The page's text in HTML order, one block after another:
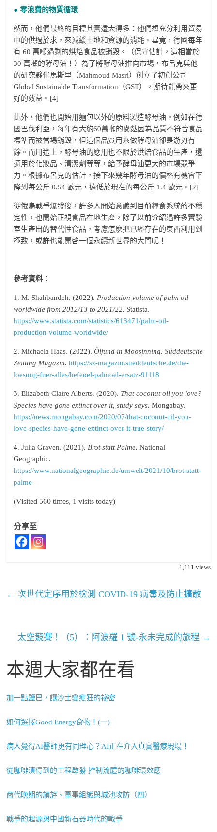
● 零浪費的物質循環
然而，他們最終的目標其實遠大得多：他們想充分利用貿易
中的供過於求，來減緩土地和資源的消耗。畢竟，德國每年
有 60 萬噸過剩的烘焙食品被銷毀。（保守估計，這相當於
30 萬噸的酵母油！）為了將酵母油推向市場，布呂克與他
的研究夥伴馬斯里（Mahmoud Masri）創立了初創公司
Global Sustainable Transformation（GST），期待能帶來更
好的效益。[4]
此外，他們也開始用麵包以外的原料製造酵母油。例如在德
國巴伐利亞，每年有大約60萬噸的麥麩因為品質不符合食品
標準而被當場銷毀，但這個品質用來做酵母油卻是游刃有
餘。而用途上，酵母油的應用也不限於烘焙食品的生產，還
適用於化妝品、清潔劑等等，給予酵母油更大的市場競爭
力。根據布呂克的估計，接下來幾年酵母油的價格有機會下
降到每公斤 0.54 歐元，遠低於現在的每公斤 1.4 歐元。[2]
從俄烏戰爭爆發後，許多人開始意識到目前糧食系統的不穩
定性，也開始正視食品在地生產，除了以前介紹過許多實驗
室生產出的替代性食品，考慮怎麽把已經存在的東西利用到
極致，或許也能開啓一個永續新世界的大門呢！
參考資料：
1. M. Shahbandeh. (2022). Production volume of palm oil
worldwide from 2012/13 to 2021/22. Statista.
https://www.statista.com/statistics/613471/palm-oil-
production-volume-worldwide/
2. Michaela Haas. (2022).Ölfund in Moosinning. Süddeutsche
Zeitung Magazin. https://sz-magazin.sueddeutsche.de/die-
loesung-fuer-alles/hefeoel-palmoel-ersatz-91118
3. Elizabeth Claire Alberts. (2020). That coconut oil you love?
Species have gone extinct over it, study says. Mongabay.
https://news.mongabay.com/2020/07/that-coconut-oil-you-
love-species-have-gone-extinct-over-it-true-story/
4. Julia Graven. (2021). Brot statt Palme. National
Geographic.
https://www.nationalgeographic.de/umwelt/2021/10/brot-statt-
palme
(Visited 560 times, 1 visits today)
分享至
1,111 views
← 次世代定序用於檢測 COVID-19 病毒及防止擴散
太空競賽！（5）：阿波羅 1 號-永未完成的旅程 →
本週大家都在看
加一點鹽巴，讓沙士變瘋狂的祕密
如何選擇Good Energy食物！(一)
病人覺得AI醫師更有同理心？AI正在介入真實醫療現場！
從咖啡漬得到的工程啟發 控制流體的咖啡環效應
商代晚期的旗斿、軍事組織與城池攻防（四）
戰爭的起源與中國新石器時代的戰爭